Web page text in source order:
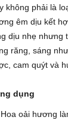
không phải là
êm dịu kết
dịu nhẹ nhưng
răng, sáng
cam quýt và
dụng
Hoa oải hương